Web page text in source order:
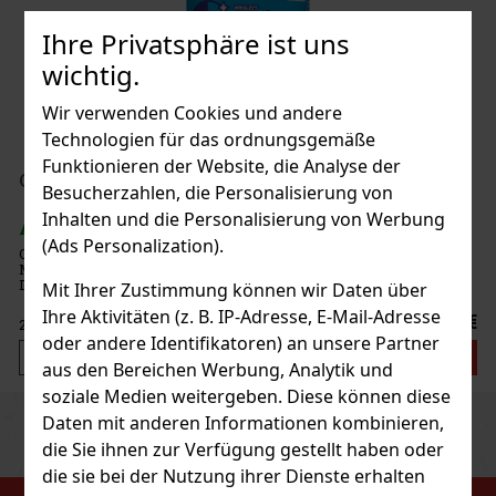
Ihre Privatsphäre ist uns
wichtig.
Wir verwenden Cookies und andere
Technologien für das ordnungsgemäße
Funktionieren der Website, die Analyse der
Besucherzahlen, die Personalisierung von
Inhalten und die Personalisierung von Werbung
(Ads Personalization).
Mit Ihrer Zustimmung können wir Daten über
Ihre Aktivitäten (z. B. IP-Adresse, E-Mail-Adresse
oder andere Identifikatoren) an unsere Partner
aus den Bereichen Werbung, Analytik und
soziale Medien weitergeben. Diese können diese
Daten mit anderen Informationen kombinieren,
die Sie ihnen zur Verfügung gestellt haben oder
die sie bei der Nutzung ihrer Dienste erhalten
199 €
Bestellen
Dragees Dose 64 g
zuckerfreie Dragees mit intensivem
lang anhaltende Frische im Mund sorgen.
46 Stück und verschließbarem Deckel
Auto, das Büro und unterwegs, sodass Sie
2.29 €
Bestellen
Rabatt: 43%
Aktion
PreviousNext